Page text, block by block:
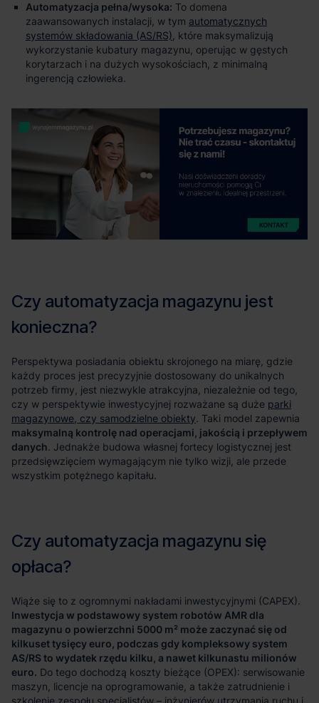
Automatyzacja pełna/wysoka: To domena
zaawansowanych instalacji, w tym automatycznych
systemów składowania (AS/RS) , które maksymalizują
wykorzystanie kubatury magazynu, operując w gęstych
korytarzach i na dużych wysokościach, z minimalną
ingerencją człowieka.
Perspektywa posiadania obiektu skrojonego na miarę, gdzie
każdy proces jest precyzyjnie dostosowany do unikalnych
potrzeb firmy, jest niezwykle atrakcyjna, niezależnie od tego,
czy w perspektywie inwestycyjnej rozważane są duże parki
magazynowe, czy samodzielne obiekty. Taki model zapewnia
maksymalną kontrolę nad operacjami, jakością i przepływem
danych. Jednakże budowa własnej fortecy logistycznej jest
przedsięwzięciem wymagającym nie tylko wizji, ale przede
wszystkim potężnego kapitału.
Wiąże się to z ogromnymi nakładami inwestycyjnymi (CAPEX).
Inwestycja w podstawowy system robotów AMR dla
magazynu o powierzchni 5000 m² może zaczynać się od
kilkuset tysięcy euro, podczas gdy kompleksowy system
AS/RS to wydatek rzędu kilku, a nawet kilkunastu milionów
euro. Do tego dochodzą koszty bieżące (OPEX): serwisowanie
maszyn, licencje na oprogramowanie, a także zatrudnienie i
szkolenie zespołu specjalistów – inżynierów utrzymania ruchu i